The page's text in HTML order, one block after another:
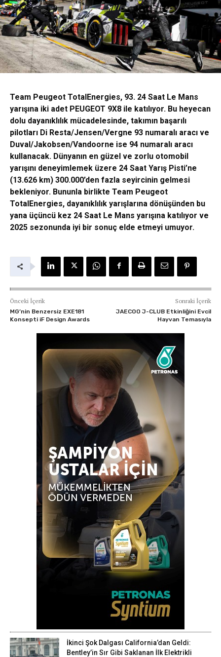
Team Peugeot TotalEnergies, 93. 24 Saat Le Mans
yarışına iki adet PEUGEOT 9X8 ile katılıyor. Bu heyecan
dolu dayanıklılık mücadelesinde, takımın başarılı
pilotları Di Resta/Jensen/Vergne 93 numaralı aracı ve
Duval/Jakobsen/Vandoorne ise 94 numaralı aracı
kullanacak. Dünyanın en güzel ve zorlu otomobil
yarışını deneyimlemek üzere 24 Saat Yarış Pisti’ne
(13.626 km) 300.000’den fazla seyircinin gelmesi
bekleniyor. Bununla birlikte Team Peugeot
TotalEnergies, dayanıklılık yarışlarına dönüşünden bu
yana üçüncü kez 24 Saat Le Mans yarışına katılıyor ve
2025 sezonunda iyi bir sonuç elde etmeyi umuyor.
Önceki İçerik
MG’nin Benzersiz EXE181
Konsepti iF Design Awards
Sonraki İçerik
JAECOO J-CLUB Etkinliğini Evcil
Hayvan Temasıyla
İkinci Şok Dalgası California’dan Geldi:
Bentley’in Sır Gibi Saklanan İlk Elektrikli